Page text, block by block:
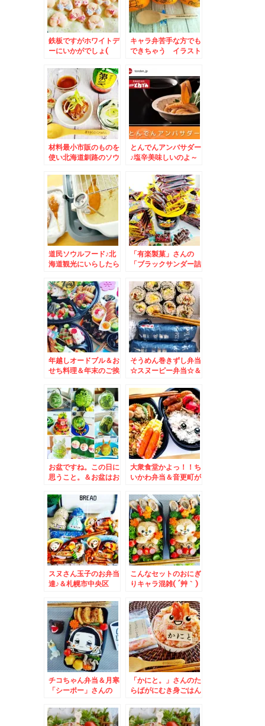
鉄板ですがホワイトデ
ーにいかがでしょ(
め材料コスパ重視材料
キャラ弁苦手な方でも
できちゃう イラスト
しょう？？＆北海道で
の冬場の移動につい
て。
材料最小市販のものを
使い北海道釧路のソウ
ギ」レシピ(*´艸`*)絶
品よ～
とんでんアンバサダー
♪塩辛美味しいのよ～
道民ソウルフード♪北
海道観光にいらしたら
チドック」！！
「有楽製菓」さんの
「ブラックサンダー詰
バサダー♪おばちゃん
力全開で詰め込む(笑)
年越しオードブル＆お
せち料理＆年末のご挨
そうめん巻きずし弁当
☆スヌーピー弁当☆＆
の」さんの餃子カレー
♪北海道ソウルフード
お盆ですね。この日に
思うこと。＆お盆はお
いフルーツアート♪
大衆食堂かよっ！！ち
いかわ弁当＆音更町が
永」さんの冷凍餃子♪
スヌさん玉子のお弁当
達♪＆札幌市中央区
の角煮弁当セットは月
末まで超お得(*´艸`*)
こんなセットのおにぎ
りキャラ混雑( ´艸｀)
ち」さんの「豆大福」
と「よもぎ大福」
チコちゃん弁当＆月寒
「シーポー」さんの
「鹿肉スペアリブ」(*
´艸`*)
「かにと。」さんのた
らばがにむき身ごはん